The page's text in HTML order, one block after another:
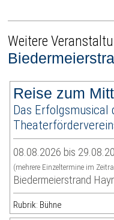
Weitere
Reise zum
Das Erfolgsmusical
08.08.2026 bis
(mehrere Einzeltermine im
Biedermeierstrand
Rubrik: Bühne